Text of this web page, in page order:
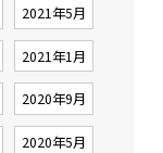
2021年5月
2021年1月
2020年9月
2020年5月